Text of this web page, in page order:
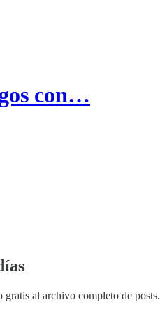
con…
gratis al archivo completo de posts.